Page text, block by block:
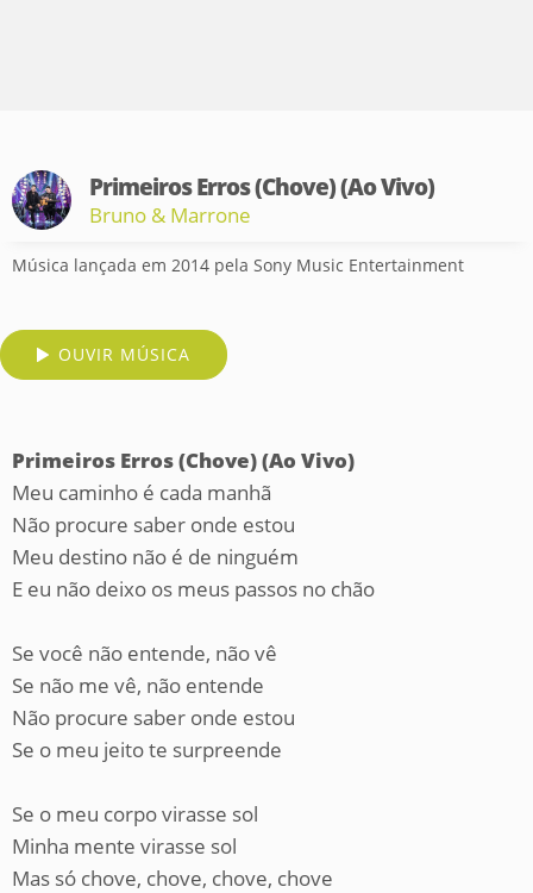
Primeiros Erros (Chove) (Ao Vivo)
Bruno & Marrone
Música lançada em 2014 pela Sony Music Entertainment
OUVIR MÚSICA
Primeiros Erros (Chove) (Ao Vivo)
Meu caminho é cada manhã
Não procure saber onde estou
Meu destino não é de ninguém
E eu não deixo os meus passos no chão
Se você não entende, não vê
Se não me vê, não entende
Não procure saber onde estou
Se o meu jeito te surpreende
Se o meu corpo virasse sol
Minha mente virasse sol
Mas só chove, chove, chove, chove